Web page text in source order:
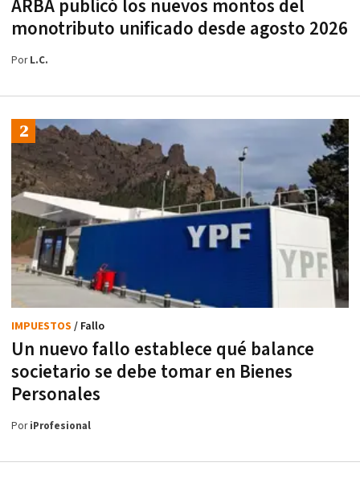
ARBA publicó los nuevos montos del
monotributo unificado desde agosto 2026
PorL.C.
Un nuevo fallo establece qué balance
societario se debe tomar en Bienes
Personales
IMPUESTOS / Fallo
PoriProfesional